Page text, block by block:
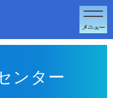
移動
ンター